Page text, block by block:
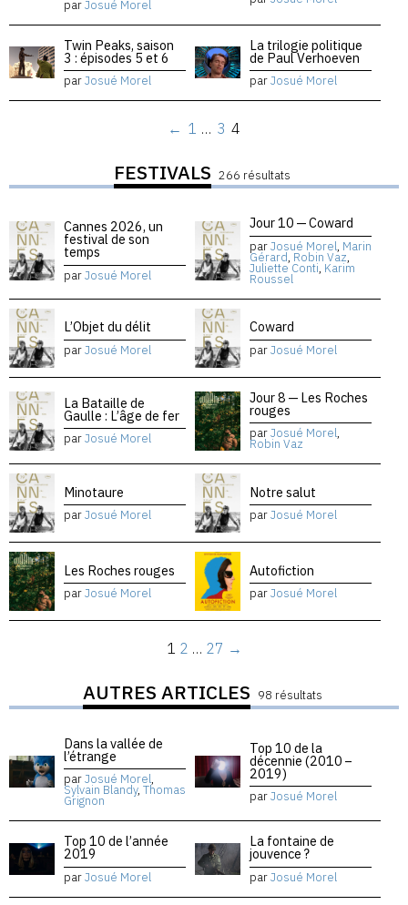
parJosué Morel
Twin Peaks, saison
3 : épisodes 5 et 6
parJosué Morel
La trilogie politique
de Paul Verhoeven
parJosué Morel
← 1 … 3 4
FESTIVALS 266 résultats
Cannes 2026, un
festival de son
temps
parJosué Morel
Jour 10 — Coward
parJosué Morel, Marin
Gérard, Robin Vaz,
Juliette Conti, Karim
Roussel
L’Objet du délit
parJosué Morel
Coward
parJosué Morel
La Bataille de
Gaulle : L’âge de fer
parJosué Morel
Jour 8 — Les Roches
rouges
parJosué Morel,
Robin Vaz
Minotaure
parJosué Morel
Notre salut
parJosué Morel
Les Roches rouges
parJosué Morel
Autofiction
parJosué Morel
1 2 … 27 →
AUTRES ARTICLES 98 résultats
Dans la vallée de
l’étrange
parJosué Morel,
Sylvain Blandy, Thomas
Grignon
Top 10 de la
décennie (2010 –
2019)
parJosué Morel
Top 10 de l’année
2019
parJosué Morel
La fontaine de
jouvence ?
parJosué Morel